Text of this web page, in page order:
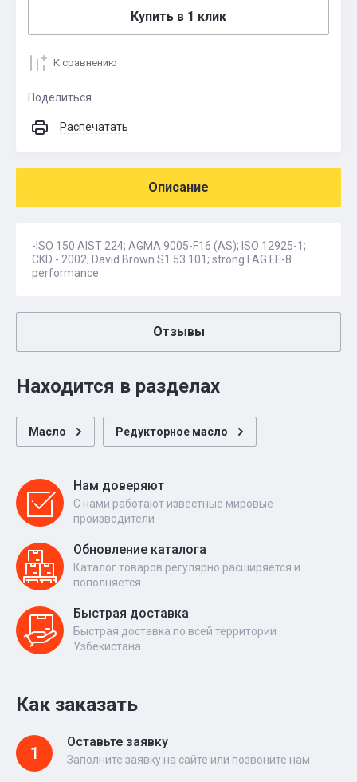
Купить в 1 клик
К сравнению
Поделиться
Распечатать
Описание
-ISO 150 AIST 224; AGMA 9005-F16 (AS); ISO 12925-1;
CKD - 2002; David Brown S1.53.101; strong FAG FE-8
performance
Отзывы
Находится в разделах
Масло Редукторное масло
Нам доверяют
С нами работают известные мировые
производители
Обновление каталога
Каталог товаров регулярно расширяется и
пополняется
Быстрая доставка
Быстрая доставка по всей территории
Узбекистана
Как заказать
1
Оставьте заявку
Заполните заявку на сайте или позвоните нам